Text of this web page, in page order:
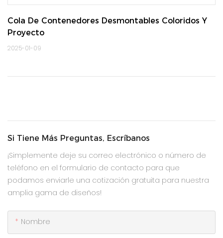
Cola De Contenedores Desmontables Coloridos Y
Proyecto
2025-01-09
Si Tiene Más Preguntas, Escríbanos
¡Simplemente deje su correo electrónico o número de
teléfono en el formulario de contacto para que
podamos enviarle una cotización gratuita para nuestra
amplia gama de diseños!
Nombre